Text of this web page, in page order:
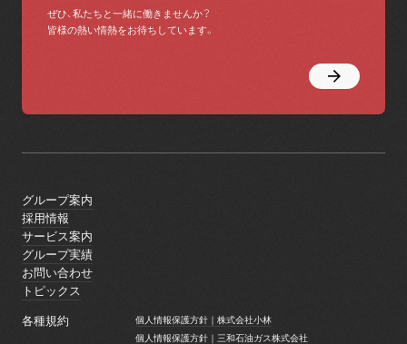
ぜひ、私たちと一緒に働きませんか？
皆様の熱い情熱をお待ちしています。
グループ案内
グループ案内
採用情報
採用情報
サービス案内
サービス案内
グループ実績
グループ実績
お問い合わせ
お問い合わせ
トピックス
各種規約
個人情報保護方針｜株式会社小林
個人情報保護方針｜株式会社小林
個人情報保護方針｜三和石油ガス株式会社